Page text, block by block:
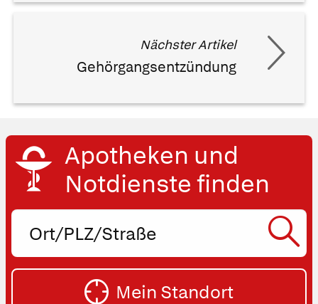
Nächster Artikel
Gehörgangsentzündung
Apotheken und
Notdienste finden
Ort,
oder
Straße
Mein Standort